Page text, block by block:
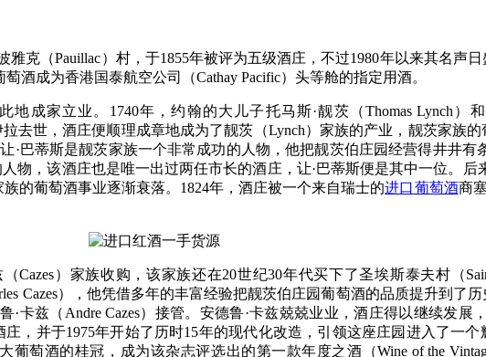
雅克（Pauillac）村，于1855年被评为五级酒庄，不过1980年以来其名声
酒成为香港国泰航空公司（Cathay Pacific）头等舱的指定用酒。
地成家立业。1740年，约翰的大儿子托马斯·靓茨（Thomas Lynch）
去世，酒庄便顺理成章地成为了靓茨（Lynch）家族的产业，靓茨家族
让·巴蒂斯是靓茨家族一个非常成功的人物，他把靓茨伯庄园经营得井井
物，该酒庄也是唯一出过两任市长的酒庄，让·巴蒂斯便是其中一位。后
的葡萄酒事业逐渐衰落。1824年，酒庄被一个来自瑞士的进口葡萄酒商
）家族收购，该家族还在20世纪30年代买下了圣埃斯泰夫村（
Cazes），他凭借多年的丰富经验把靓茨伯庄园葡萄酒的品质提升到了
卡兹（Andre Cazes）接管。安德鲁·卡兹兢兢业业，酒庄得以继续发展
庄，并于1975年开始了历时15年的现代化改造，引领这座庄园进入了一
葡萄酒的桂冠，成为该杂志评选出的第一款年度之酒（Wine of the